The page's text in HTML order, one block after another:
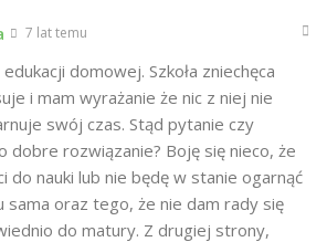
7 lat temu
domowej. Szkoła zniechęca
i mam wyrażanie że nic z niej nie
swój czas. Stąd pytanie czy
dobre rozwiązanie? Boję się nieco, że
do nauki lub nie będę w stanie ogarnąć
sama oraz tego, że nie dam rady się
do matury. Z drugiej strony,